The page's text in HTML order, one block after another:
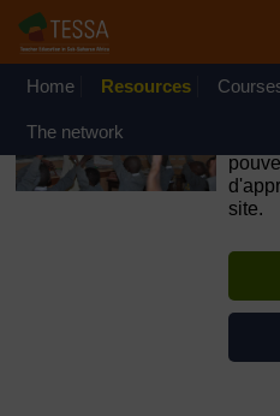
Passer au contenu principal
OpenLearn Create will be
August 2026 from 8am to
Home Resources
The network
site.